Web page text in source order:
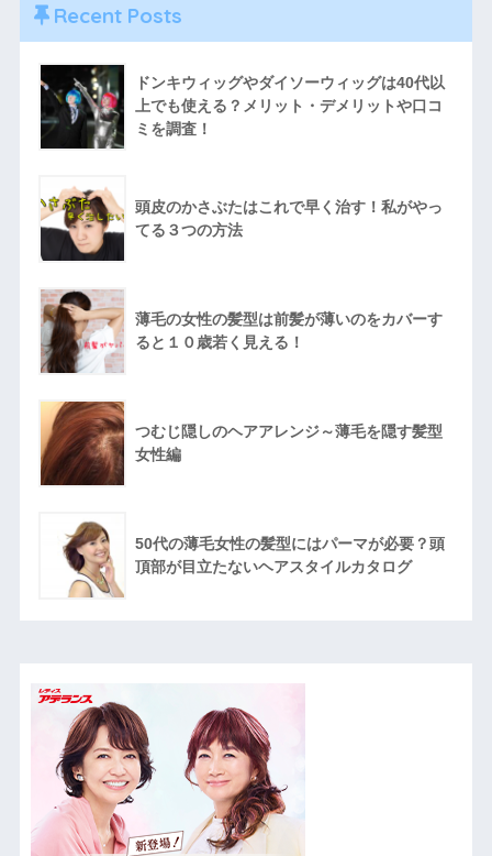
Recent Posts
ドンキウィッグやダイソーウィッグは40代以
上でも使える？メリット・デメリットや口コ
ミを調査！
頭皮のかさぶたはこれで早く治す！私がやっ
てる３つの方法
薄毛の女性の髪型は前髪が薄いのをカバーす
ると１０歳若く見える！
つむじ隠しのヘアアレンジ～薄毛を隠す髪型
女性編
50代の薄毛女性の髪型にはパーマが必要？頭
頂部が目立たないヘアスタイルカタログ